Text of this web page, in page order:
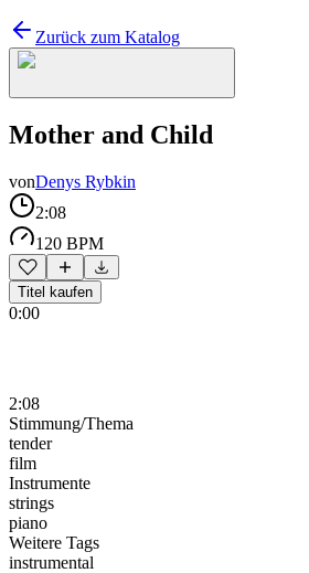
Zurück zum Katalog
Mother and Child
vonDenys Rybkin
2:08
120 BPM
Titel kaufen
0:00
2:08
Stimmung/Thema
tender
film
Instrumente
strings
piano
Weitere Tags
instrumental